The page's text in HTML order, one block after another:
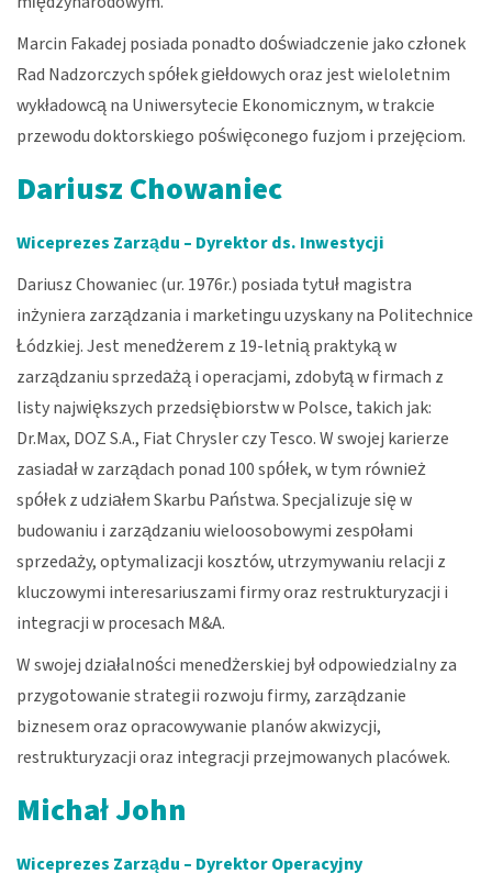
Marcin Fakadej posiada ponadto doświadczenie jako członek
Rad Nadzorczych spółek giełdowych oraz jest wieloletnim
wykładowcą na Uniwersytecie Ekonomicznym, w trakcie
przewodu doktorskiego poświęconego fuzjom i przejęciom.
Dariusz Chowaniec
Wiceprezes Zarządu – Dyrektor ds. Inwestycji
Dariusz Chowaniec (ur. 1976r.) posiada tytuł magistra
inżyniera zarządzania i marketingu uzyskany na Politechnice
Łódzkiej. Jest menedżerem z 19-letnią praktyką w
zarządzaniu sprzedażą i operacjami, zdobytą w firmach z
listy największych przedsiębiorstw w Polsce, takich jak:
Dr.Max, DOZ S.A., Fiat Chrysler czy Tesco. W swojej karierze
zasiadał w zarządach ponad 100 spółek, w tym również
spółek z udziałem Skarbu Państwa. Specjalizuje się w
budowaniu i zarządzaniu wieloosobowymi zespołami
sprzedaży, optymalizacji kosztów, utrzymywaniu relacji z
kluczowymi interesariuszami firmy oraz restrukturyzacji i
integracji w procesach M&A.
W swojej działalności menedżerskiej był odpowiedzialny za
przygotowanie strategii rozwoju firmy, zarządzanie
biznesem oraz opracowywanie planów akwizycji,
restrukturyzacji oraz integracji przejmowanych placówek.
Michał John
Wiceprezes Zarządu – Dyrektor Operacyjny